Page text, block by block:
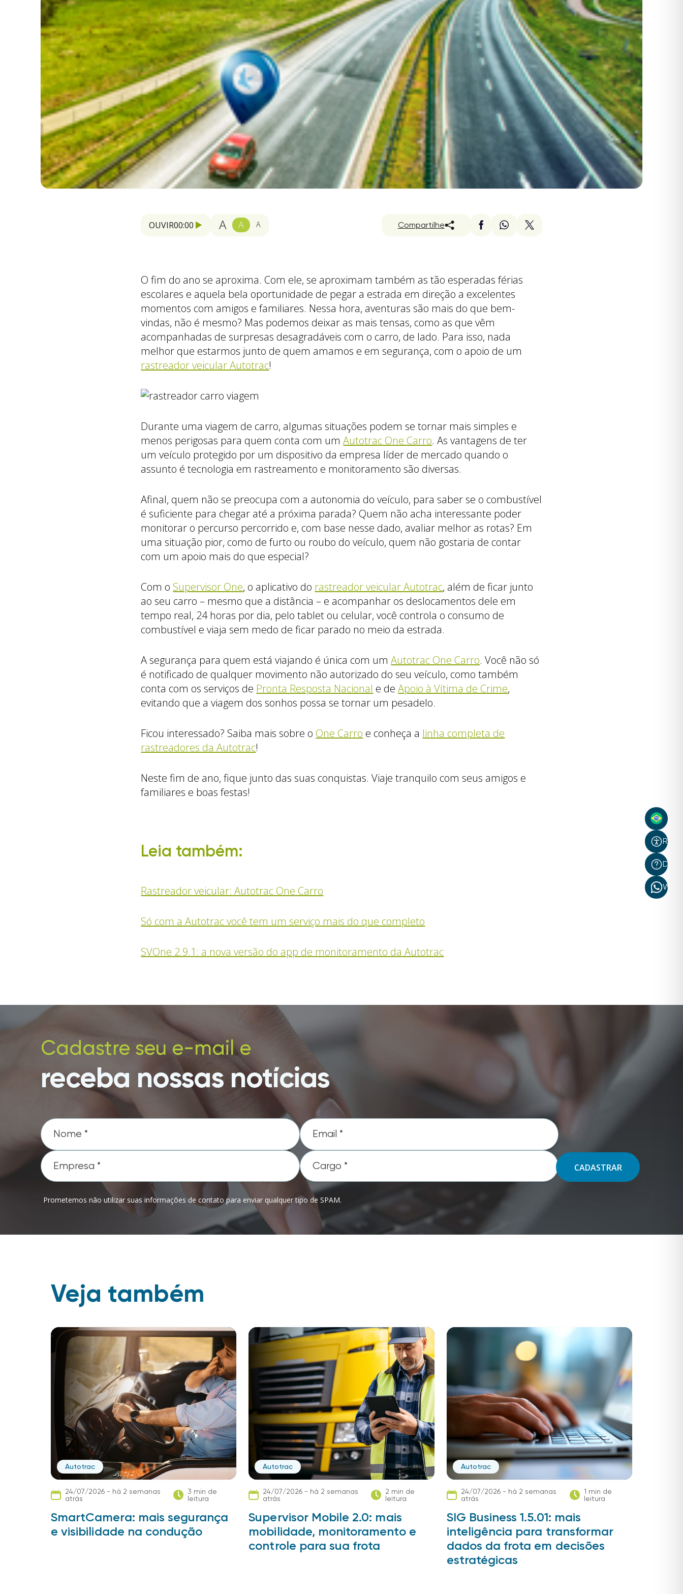
OUVIR00:00 A A A Compartilhe
O fim do ano se aproxima. Com ele, se aproximam também as tão esperadas férias
escolares e aquela bela oportunidade de pegar a estrada em direção a excelentes
momentos com amigos e familiares. Nessa hora, aventuras são mais do que bem-
vindas, não é mesmo? Mas podemos deixar as mais tensas, como as que vêm
acompanhadas de surpresas desagradáveis com o carro, de lado. Para isso, nada
melhor que estarmos junto de quem amamos e em segurança, com o apoio de um
rastreador veicular Autotrac!
Durante uma viagem de carro, algumas situações podem se tornar mais simples e
menos perigosas para quem conta com umAutotrac One Carro. As vantagens de ter
um veículo protegido por um dispositivo da empresa líder de mercado quando o
assunto é tecnologia em rastreamento e monitoramento são diversas.
Afinal, quem não se preocupa com a autonomia do veículo, para saber se o combustível
é suficiente para chegar até a próxima parada? Quem não acha interessante poder
monitorar o percurso percorrido e, com base nesse dado, avaliar melhor as rotas? Em
uma situação pior, como de furto ou roubo do veículo, quem não gostaria de contar
com um apoio mais do que especial?
Com o Supervisor One, o aplicativo do rastreador veicular Autotrac, além de ficar junto
ao seu carro – mesmo que a distância – e acompanhar os deslocamentos dele em
tempo real, 24 horas por dia, pelo tablet ou celular, você controla o consumo de
combustível e viaja sem medo de ficar parado no meio da estrada.
A segurança para quem está viajando é única com umAutotrac One Carro. Você não só
é notificado de qualquer movimento não autorizado do seu veículo, como também
conta com os serviços de Pronta Resposta Nacional e deApoio à Vítima de Crime,
evitando que a viagem dos sonhos possa se tornar um pesadelo.
Ficou interessado? Saiba mais sobre o One Carro e conheça a linha completa de
rastreadores da Autotrac!
Neste fim de ano, fique junto das suas conquistas. Viaje tranquilo com seus amigos e
familiares e boas festas!
Leia também:
Rastreador veicular: Autotrac One Carro
Só com a Autotrac você tem um serviço mais do que completo
SVOne 2.9.1: a nova versão do app de monitoramento da Autotrac
Cadastre seu e-mail e
receba nossas notícias
CADASTRAR
Prometemos não utilizar suas informações de contato para enviar qualquer tipo de SPAM.
Veja também
Autotrac
24/07/2026 - há 2 semanas
atrás
3 min de
leitura
SmartCamera: mais segurança
e visibilidade na condução
Autotrac
24/07/2026 - há 2 semanas
atrás
2 min de
leitura
Supervisor Mobile 2.0: mais
mobilidade, monitoramento e
controle para sua frota
Autotrac
24/07/2026 - há 2 semanas
atrás
1 min de
leitura
SIG Business 1.5.01: mais
inteligência para transformar
dados da frota em decisões
estratégicas